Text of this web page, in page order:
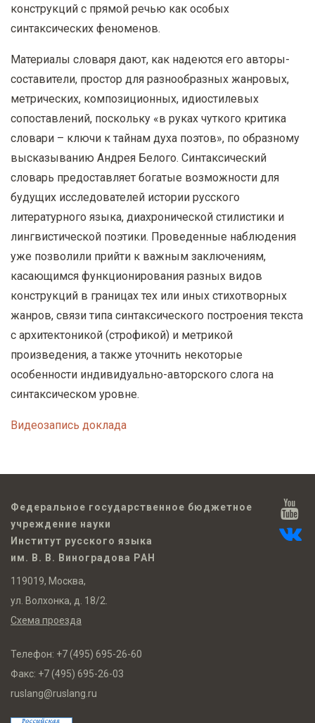
конструкций с прямой речью как особых
синтаксических феноменов.
Материалы словаря дают, как надеются его авторы-
составители, простор для разнообразных жанровых,
метрических, композиционных, идиостилевых
сопоставлений, поскольку «в руках чуткого критика
словари – ключи к тайнам духа поэтов», по образному
высказыванию Андрея Белого. Синтаксический
словарь предоставляет богатые возможности для
будущих исследователей истории русского
литературного языка, диахронической стилистики и
лингвистической поэтики. Проведенные наблюдения
уже позволили прийти к важным заключениям,
касающимся функционирования разных видов
конструкций в границах тех или иных стихотворных
жанров, связи типа синтаксического построения текста
с архитектоникой (строфикой) и метрикой
произведения, а также уточнить некоторые
особенности индивидуально-авторского слога на
синтаксическом уровне.
Видеозапись доклада
Федеральное государственное бюджетное
учреждение науки
Институт русского языка
им. В. В. Виноградова РАН
119019, Москва,
ул. Волхонка, д. 18/2.
Схема проезда
Телефон: +7 (495) 695-26-60
Факс: +7 (495) 695-26-03
ruslang@ruslang.ru